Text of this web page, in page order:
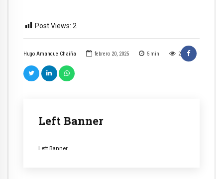
Hugo Amanque Chaiña febrero 20, 2025 5 min 2
Left Banner
Left Banner
Post Views: 2